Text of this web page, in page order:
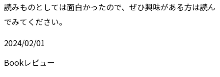
読みものとしては面白かったので、ぜひ興味がある方は読ん
でみてください。
2024/02/01
Bookレビュー